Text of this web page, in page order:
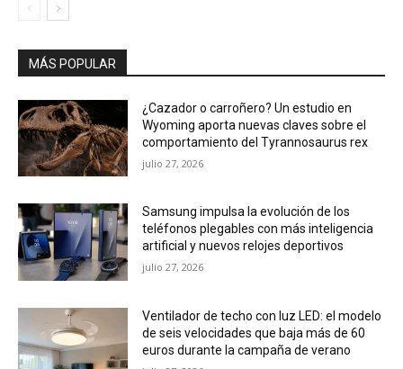
MÁS POPULAR
¿Cazador o carroñero? Un estudio en
Wyoming aporta nuevas claves sobre el
comportamiento del Tyrannosaurus rex
julio 27, 2026
Samsung impulsa la evolución de los
teléfonos plegables con más inteligencia
artificial y nuevos relojes deportivos
julio 27, 2026
Ventilador de techo con luz LED: el modelo
de seis velocidades que baja más de 60
euros durante la campaña de verano